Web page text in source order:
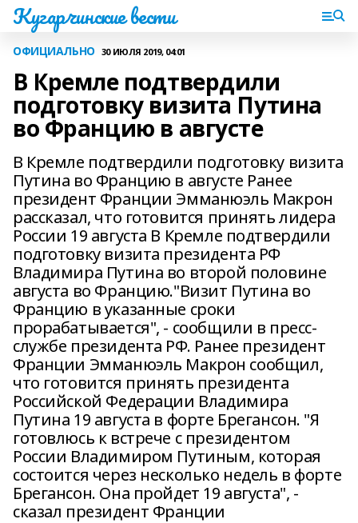
Кугарчинские вести
ОФИЦИАЛЬНО 30 ИЮЛЯ 2019, 04:01
В Кремле подтвердили
подготовку визита Путина
во Францию в августе
В Кремле подтвердили подготовку визита
Путина во Францию в августе Ранее
президент Франции Эмманюэль Макрон
рассказал, что готовится принять лидера
России 19 августа В Кремле подтвердили
подготовку визита президента РФ
Владимира Путина во второй половине
августа во Францию."Визит Путина во
Францию в указанные сроки
прорабатывается", - сообщили в пресс-
службе президента РФ. Ранее президент
Франции Эмманюэль Макрон сообщил,
что готовится принять президента
Российской Федерации Владимира
Путина 19 августа в форте Брегансон. "Я
готовлюсь к встрече с президентом
России Владимиром Путиным, которая
состоится через несколько недель в форте
Брегансон. Она пройдет 19 августа", -
сказал президент Франции